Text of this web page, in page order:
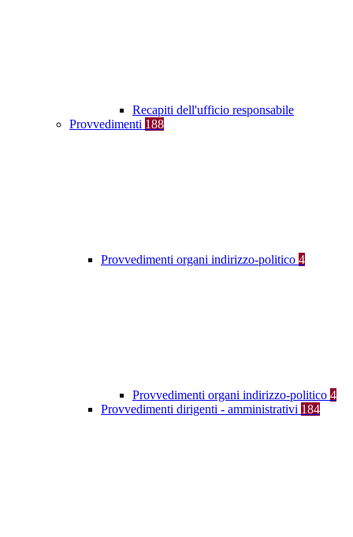
Recapiti dell'ufficio responsabile
Provvedimenti 188
Provvedimenti organi indirizzo-politico 4
Provvedimenti organi indirizzo-politico 4
Provvedimenti dirigenti - amministrativi 184